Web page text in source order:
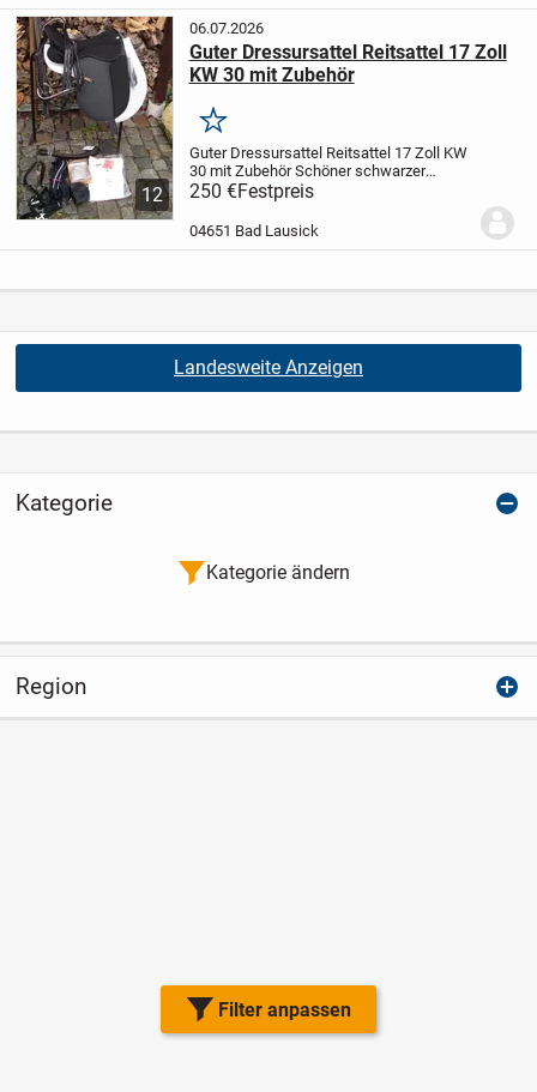
Filter anpassen
12
06.07.2026
Guter Dressursattel Reitsattel 17 Zoll
KW 30 mit Zubehör
Merken
Guter Dressursattel Reitsattel 17 Zoll KW
30 mit ZubehörSchöner schwarzer
Dressursattel Sitzgröße 17 Zoll mit 30er
Kammerweite, mit selber wechselbarem
Kopfeisen, Hersteller Daslö bei Tattini,...
250 €Festpreis
04651 Bad Lausick
Landesweite Anzeigen
Kategorie
Kategorie ändern
Region